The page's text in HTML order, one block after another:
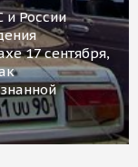
России
17 сентября,